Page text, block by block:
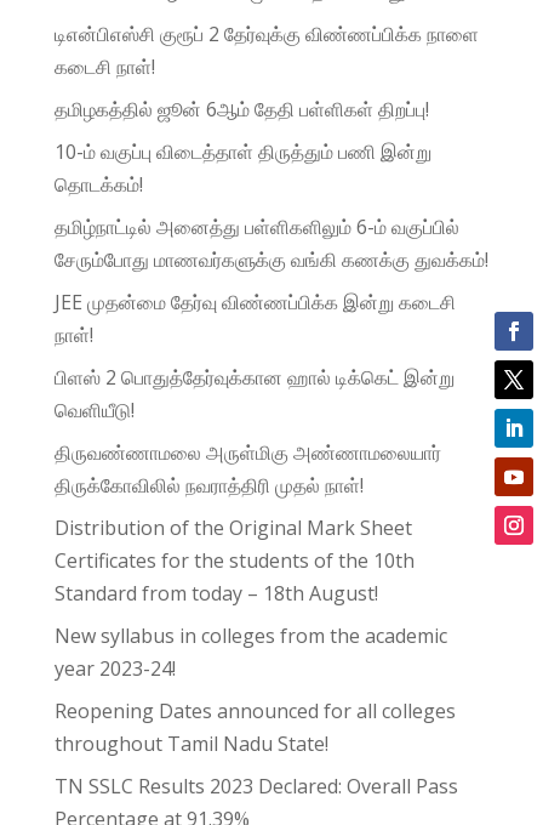
டிஎன்பிஎஸ்சி குரூப் 2 தேர்வுக்கு விண்ணப்பிக்க நாளை
கடைசி நாள்!
தமிழகத்தில் ஜூன் 6ஆம் தேதி பள்ளிகள் திறப்பு!
10-ம் வகுப்பு விடைத்தாள் திருத்தும் பணி இன்று
தொடக்கம்!
தமிழ்நாட்டில் அனைத்து பள்ளிகளிலும் 6-ம் வகுப்பில்
சேரும்போது மாணவர்களுக்கு வங்கி கணக்கு துவக்கம்!
JEE முதன்மை தேர்வு விண்ணப்பிக்க இன்று கடைசி
நாள்!
பிளஸ் 2 பொதுத்தேர்வுக்கான ஹால் டிக்கெட் இன்று
வெளியீடு!
திருவண்ணாமலை அருள்மிகு அண்ணாமலையார்
திருக்கோவிலில் நவராத்திரி முதல் நாள்!
Distribution of the Original Mark Sheet
Certificates for the students of the 10th
Standard from today – 18th August!
New syllabus in colleges from the academic
year 2023-24!
Reopening Dates announced for all colleges
throughout Tamil Nadu State!
TN SSLC Results 2023 Declared: Overall Pass
Percentage at 91.39%